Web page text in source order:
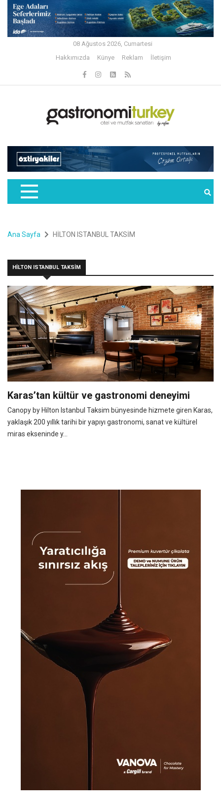
08 Ağustos 2026, Cumartesi
Hakkımızda
Künye Reklam İletişim
Ana Sayfa HİLTON ISTANBUL TAKSİM
HİLTON ISTANBUL TAKSİM
Karas’tan kültür ve gastronomi deneyimi
Canopy by Hilton Istanbul Taksim bünyesinde hizmete giren Karas,
yaklaşık 200 yıllık tarihi bir yapıyı gastronomi, sanat ve kültürel
miras ekseninde y...